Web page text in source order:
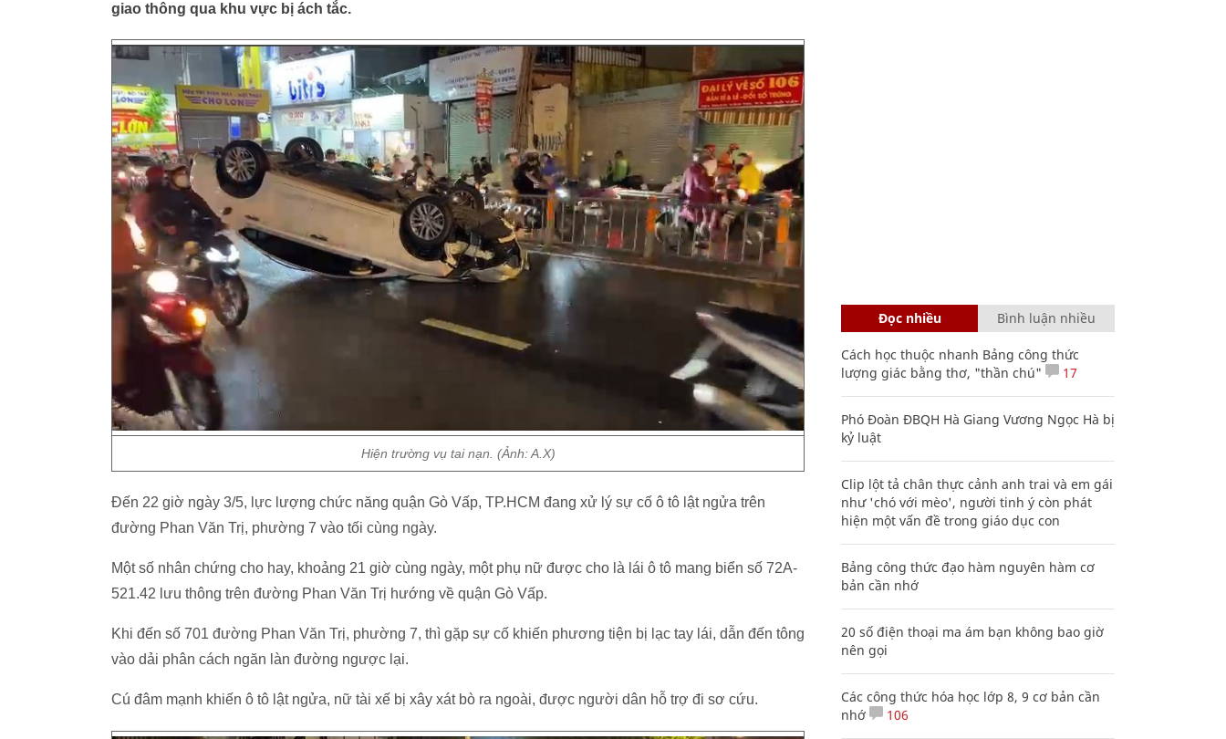
giao thông qua khu vực bị ách tắc.
Hiện trường vụ tai nạn. (Ảnh: A.X)
Đến 22 giờ ngày 3/5, lực lượng chức năng quận Gò Vấp, TP.HCM đang xử lý sự cố ô tô lật ngửa trên
đường Phan Văn Trị, phường 7 vào tối cùng ngày.
Một số nhân chứng cho hay, khoảng 21 giờ cùng ngày, một phụ nữ được cho là lái ô tô mang biển số 72A-
521.42 lưu thông trên đường Phan Văn Trị hướng về quận Gò Vấp.
Khi đến số 701 đường Phan Văn Trị, phường 7, thì gặp sự cố khiến phương tiện bị lạc tay lái, dẫn đến tông
vào dải phân cách ngăn làn đường ngược lại.
Cú đâm mạnh khiến ô tô lật ngửa, nữ tài xế bị xây xát bò ra ngoài, được người dân hỗ trợ đi sơ cứu.
Đọc nhiều Bình luận nhiều
Cách học thuộc nhanh Bảng công thức
lượng giác bằng thơ, "thần chú"
17
Phó Đoàn ĐBQH Hà Giang Vương Ngọc Hà bị
kỷ luật
Clip lột tả chân thực cảnh anh trai và em gái
như 'chó với mèo', người tinh ý còn phát
hiện một vấn đề trong giáo dục con
Bảng công thức đạo hàm nguyên hàm cơ
bản cần nhớ
20 số điện thoại ma ám bạn không bao giờ
nên gọi
Các công thức hóa học lớp 8, 9 cơ bản cần
nhớ
106